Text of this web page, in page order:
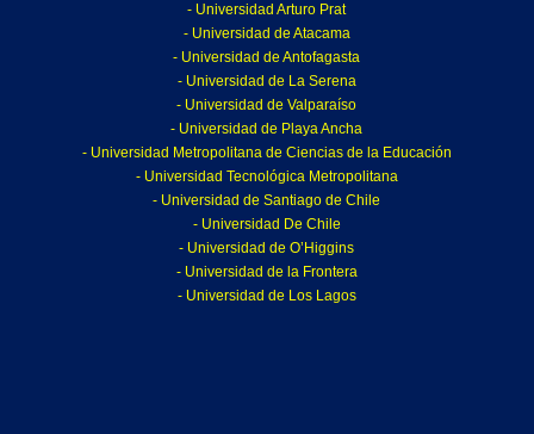
- Universidad Arturo Prat
- Universidad de Atacama
- Universidad de Antofagasta
- Universidad de La Serena
- Universidad de Valparaíso
- Universidad de Playa Ancha
- Universidad Metropolitana de Ciencias de la Educación
- Universidad Tecnológica Metropolitana
- Universidad de Santiago de Chile
- Universidad De Chile
- Universidad de O’Higgins
- Universidad de la Frontera
- Universidad de Los Lagos